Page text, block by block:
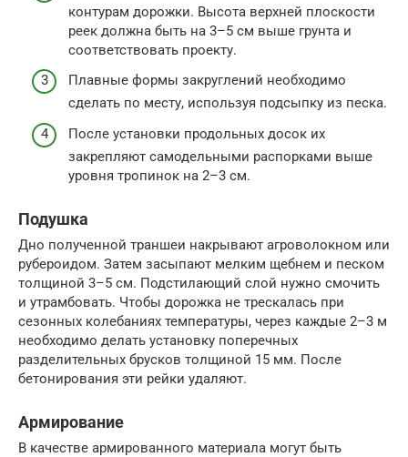
контурам дорожки. Высота верхней плоскости
реек должна быть на 3–5 см выше грунта и
соответствовать проекту.
Плавные формы закруглений необходимо
сделать по месту, используя подсыпку из песка.
После установки продольных досок их
закрепляют самодельными распорками выше
уровня тропинок на 2–3 см.
Подушка
Дно полученной траншеи накрывают агроволокном или
рубероидом. Затем засыпают мелким щебнем и песком
толщиной 3–5 см. Подстилающий слой нужно смочить
и утрамбовать. Чтобы дорожка не трескалась при
сезонных колебаниях температуры, через каждые 2–3 м
необходимо делать установку поперечных
разделительных брусков толщиной 15 мм. После
бетонирования эти рейки удаляют.
Армирование
В качестве армированного материала могут быть